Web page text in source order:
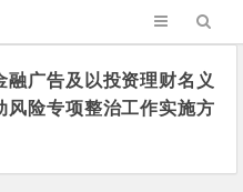
融广告及以投资理财名义
风险专项整治工作实施方